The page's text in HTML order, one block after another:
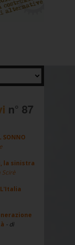
n° 87
SONNO
la sinistra
Scirè
- di